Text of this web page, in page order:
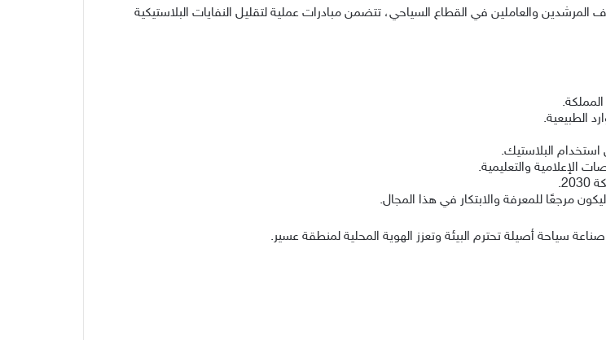
المرشدين والعاملين في القطاع السياحي، تتضمن مبادرات عملية لتقليل النفايات البلاستيكية
الطبيعية.
استخدام البلاستيك.
الإعلامية والتعليمية.
مرجعًا للمعرفة والابتكار في هذا المجال.
سياحة أصيلة تحترم البيئة وتعزز الهوية المحلية لمنطقة عسير.